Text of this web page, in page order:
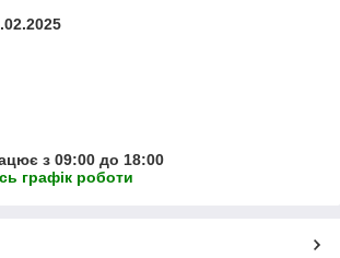
з 09:00 до 18:00
графік роботи